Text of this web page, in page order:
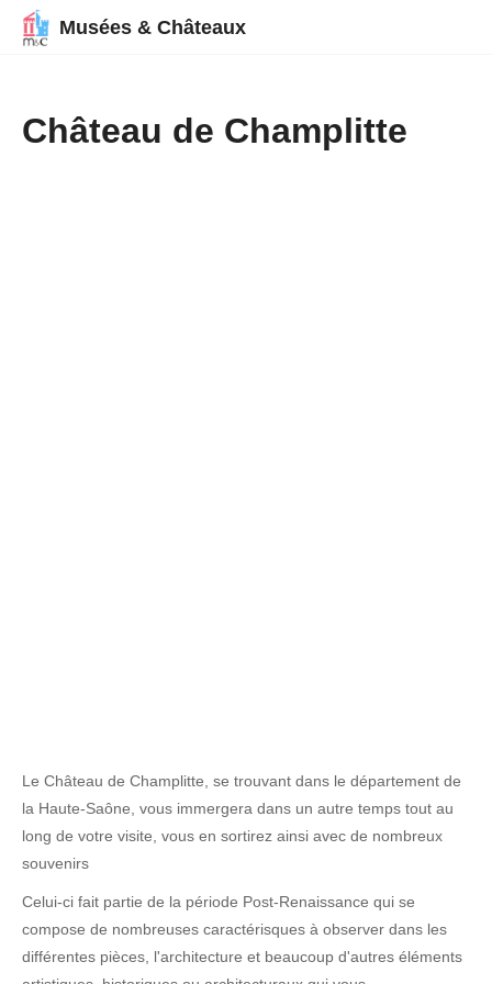
Musées & Châteaux
Château de Champlitte
Le Château de Champlitte, se trouvant dans le département de
la Haute-Saône, vous immergera dans un autre temps tout au
long de votre visite, vous en sortirez ainsi avec de nombreux
souvenirs
Celui-ci fait partie de la période Post-Renaissance qui se
compose de nombreuses caractérisques à observer dans les
différentes pièces, l'architecture et beaucoup d'autres éléments